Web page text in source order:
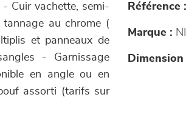
Cuir vachette, semi-
au chrome (
et panneaux de
- Garnissage
en angle ou en
assorti (tarifs sur
Référence :
Marque :
Dimension